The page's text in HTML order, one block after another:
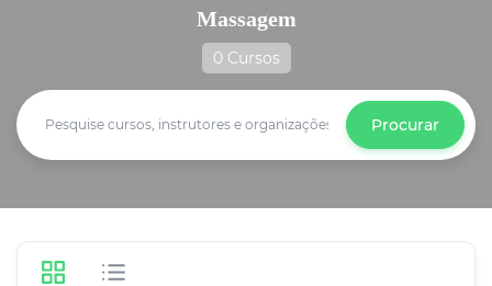
Massagem
0 Cursos
Procurar